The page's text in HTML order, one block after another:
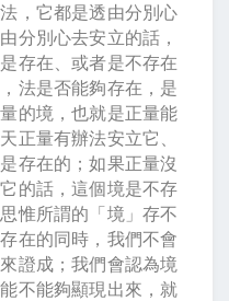
，它都是透由分別心
分別心去安立的話，
存在、或者是不存在
法是否能夠存在，是
的境，也就是正量能
正量有辦法安立它、
存在的；如果正量沒
的話，這個境是不存
惟所謂的「境」存不
在的同時，我們不會
證成；我們會認為境
不能夠顯現出來，就